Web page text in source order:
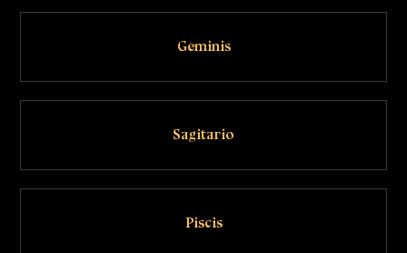
Geminis
Sagitario
Piscis